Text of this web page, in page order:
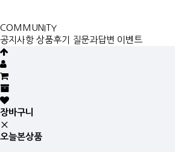
COMMUNITY
공지사항 상품후기 질문과답변 이벤트
장바구니
오늘본상품